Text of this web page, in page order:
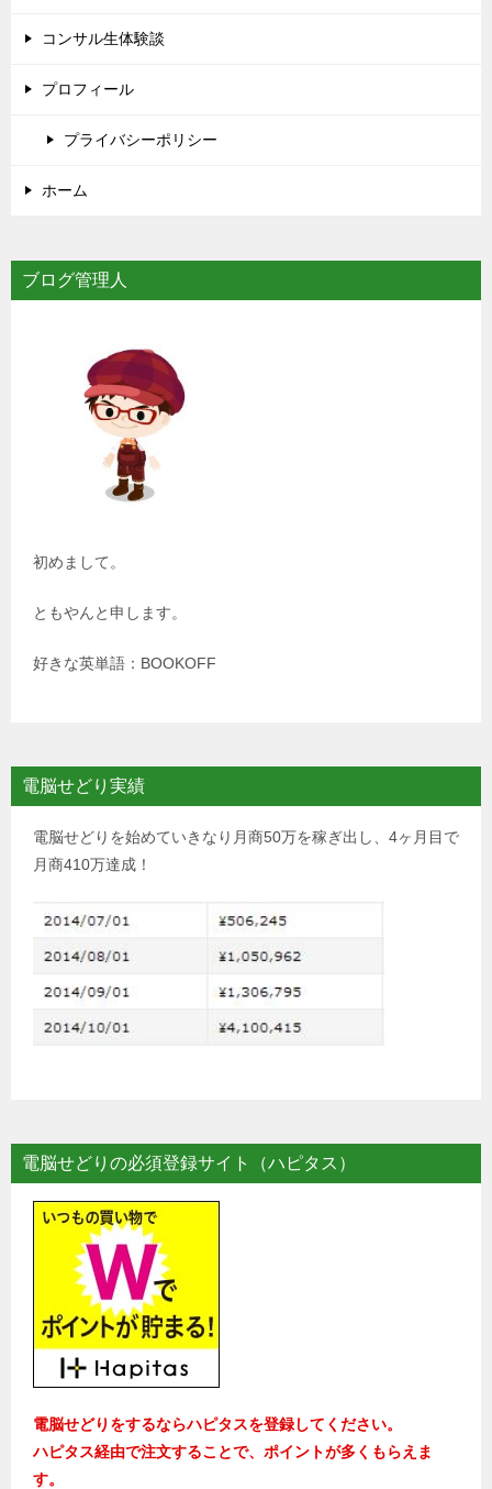
コンサル生体験談
プロフィール
プライバシーポリシー
ホーム
ブログ管理人
初めまして。
ともやんと申します。
好きな英単語：BOOKOFF
電脳せどり実績
電脳せどりを始めていきなり月商50万を稼ぎ出し、4ヶ月目で
月商410万達成！
電脳せどりの必須登録サイト（ハピタス）
電脳せどりをするならハピタスを登録してください。
ハピタス経由で注文することで、ポイントが多くもらえま
す。